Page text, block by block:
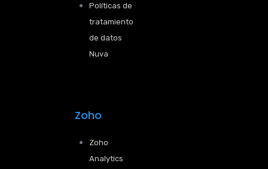
Políticas de
tratamiento
de datos
Nuva
Zoho
Zoho
Analytics